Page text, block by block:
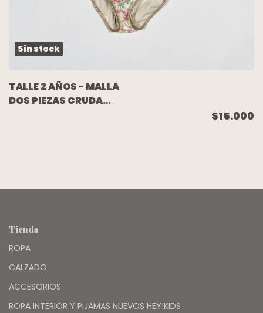
Sin stock
TALLE 2 AÑOS - MALLA
DOS PIEZAS CRUDA
$15.000
Tienda
ROPA
CALZADO
ACCESORIOS
ROPA INTERIOR Y PIJAMAS NUEVOS HEY!KIDS